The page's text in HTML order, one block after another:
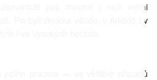
psy, mnohé z nich velmi
Psi byli zkrátka všude, v Arktidě i v
i ve vysokých horách.
psího praotce — ve většině případů